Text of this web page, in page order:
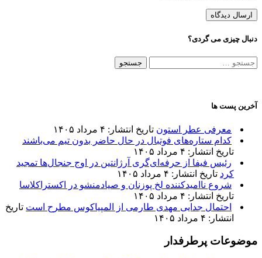
دنبال چیزی می گردی؟
جستجو
آخرین پست ها
معرفی عطر استون تاریخ انتشار: ۴ مرداد ۱۴۰۵
کدام ستاره‌های فوتبال در حال حاضر بدون تیم می‌باشند
تاریخ انتشار: ۴ مرداد ۱۴۰۵
رئیس فیفا از حرفه‌ای‌گری آرژانتین در اوج جنجال‌ها تمجید
کرد تاریخ انتشار: ۴ مرداد ۱۴۰۵
شروع ناامیدکننده لخ پوزنان و صیادمنشو در اکستراکلاسا
تاریخ انتشار: ۴ مرداد ۱۴۰۵
احتمال جدایی مهدی طارمی از المپیاکوس مطرح است تاریخ
انتشار: ۴ مرداد ۱۴۰۵
موضوعات پرطرفدار